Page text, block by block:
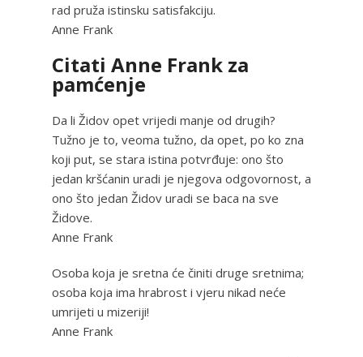
rad pruža istinsku satisfakciju.
Anne Frank
Citati Anne Frank za
pamćenje
Da li Židov opet vrijedi manje od drugih?
Tužno je to, veoma tužno, da opet, po ko zna
koji put, se stara istina potvrđuje: ono što
jedan kršćanin uradi je njegova odgovornost, a
ono što jedan Židov uradi se baca na sve
Židove.
Anne Frank
Osoba koja je sretna će činiti druge sretnima;
osoba koja ima hrabrost i vjeru nikad neće
umrijeti u mizeriji!
Anne Frank